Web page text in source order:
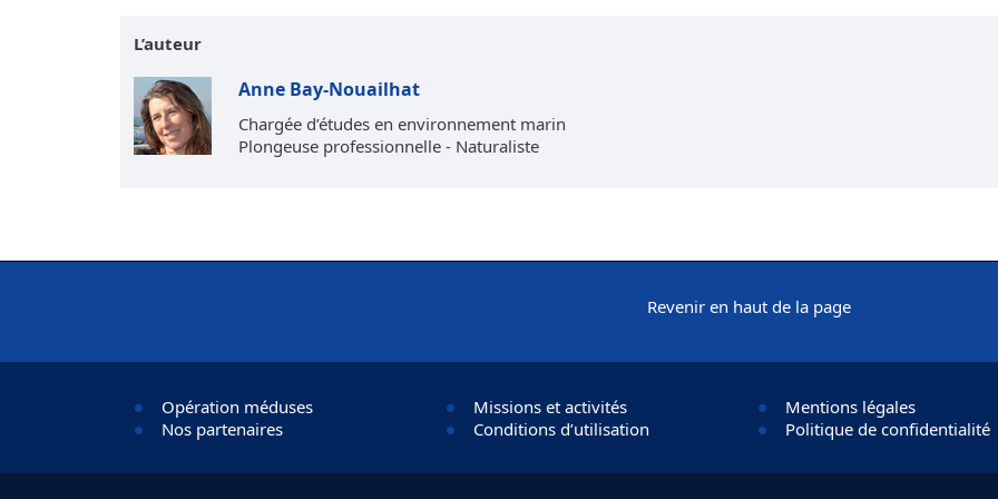
L’auteur
Anne Bay-Nouailhat
Chargée d’études en environnement marin
Plongeuse professionnelle - Naturaliste
Revenir en haut de la page
Opération méduses
Nos partenaires
Missions et activités
Conditions d’utilisation
Mentions légales
Politique de confidentialité